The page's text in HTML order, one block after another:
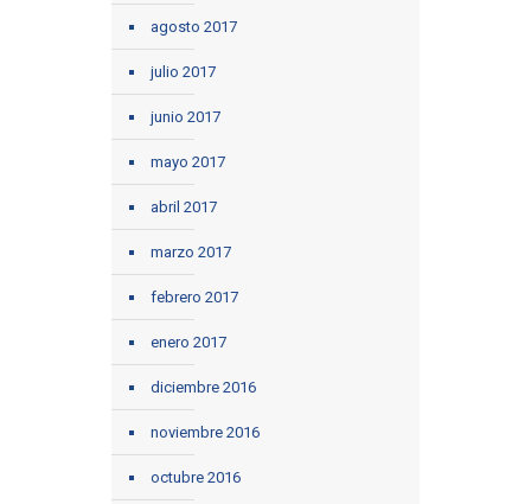
agosto 2017
julio 2017
junio 2017
mayo 2017
abril 2017
marzo 2017
febrero 2017
enero 2017
diciembre 2016
noviembre 2016
octubre 2016